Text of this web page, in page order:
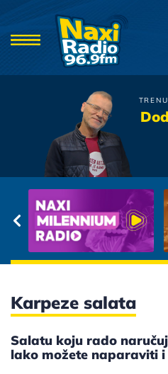
Karpeze salata
Salatu koju rado
lako možete naparaviti i